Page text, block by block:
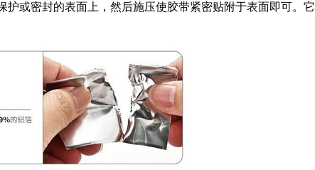
护或密封的表面上，然后施压使胶带紧密贴附于表面即可。